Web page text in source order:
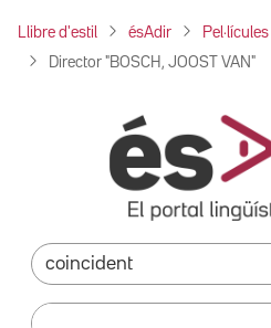
Llibre d'estil ésAdir Pel·lícules
Director "BOSCH, JOOST VAN"